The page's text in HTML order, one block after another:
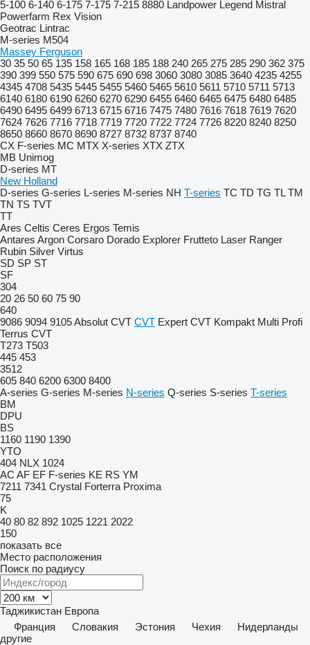
5-100 6-140 6-175 7-175 7-215 8880 Landpower Legend Mistral
Powerfarm Rex Vision
Geotrac Lintrac
M-series M504
Massey Ferguson
30 35 50 65 135 158 165 168 185 188 240 265 275 285 290 362 375
390 399 550 575 590 675 690 698 3060 3080 3085 3640 4235 4255
4345 4708 5435 5445 5455 5460 5465 5610 5611 5710 5711 5713
6140 6180 6190 6260 6270 6290 6455 6460 6465 6475 6480 6485
6490 6495 6499 6713 6715 6716 7475 7480 7616 7618 7619 7620
7624 7626 7716 7718 7719 7720 7722 7724 7726 8220 8240 8250
8650 8660 8670 8690 8727 8732 8737 8740
CX F-series MC MTX X-series XTX ZTX
MB Unimog
D-series MT
New Holland
D-series G-series L-series M-series NH T-series TC TD TG TL TM
TN TS TVT
TT
Ares Celtis Ceres Ergos Temis
Antares Argon Corsaro Dorado Explorer Frutteto Laser Ranger
Rubin Silver Virtus
SD SP ST
SF
304
20 26 50 60 75 90
640
9086 9094 9105Absolut CVT CVT Expert CVT Kompakt Multi Profi
Terrus CVT
T273 T503
445 453
3512
605 840 6200 6300 8400
A-series G-series M-series N-series Q-series S-series T-series
BM
DPU
BS
1160 1190 1390
YTO
404 NLX 1024
AC AF EF F-series KE RS YM
7211 7341 Crystal Forterra Proxima
75
K
40 80 82 892 1025 1221 2022
150
показать все
Место расположения
Поиск по радиусу
Таджикистан Европа
Франция
Словакия Эстония Чехия
Нидерланды
другие